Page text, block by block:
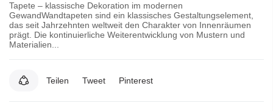
Tapete – klassische Dekoration im modernen
GewandWandtapeten sind ein klassisches Gestaltungselement,
das seit Jahrzehnten weltweit den Charakter von Innenräumen
prägt. Die kontinuierliche Weiterentwicklung von Mustern und
Materialien...
Teilen Tweet Pinterest